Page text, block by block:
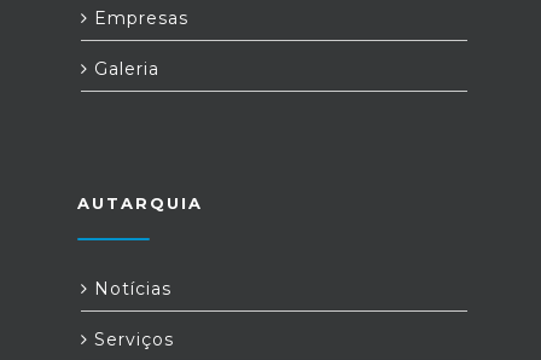
Empresas
Galeria
AUTARQUIA
Notícias
Serviços